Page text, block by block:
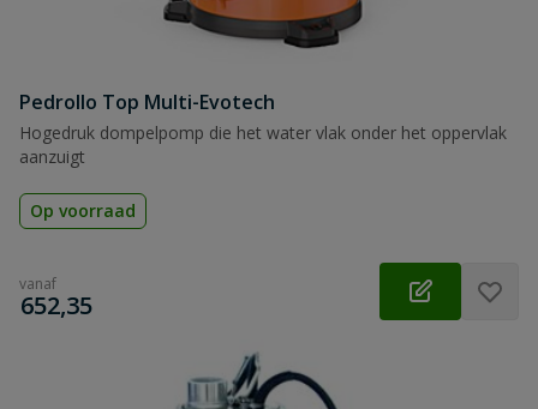
Pedrollo Top Multi-Evotech
Hogedruk dompelpomp die het water vlak onder het oppervlak
aanzuigt
Op voorraad
vanaf
€
652,35